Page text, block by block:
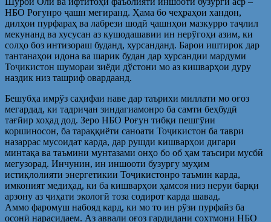
НБО Роғунро ҷашн мегиранд. Ҳама бо чеҳраҳои хандон,
дилҳои пурфараҳ ва лабрези шодӣ ҷашнҳои мазкурро таҷлил
мекунанд ва хусусан аз кушодашавии ин нерўгоҳи азим, ки
солҳо боз интизораш буданд, хурсанданд. Барои иштирок дар
тантанаҳои идона ва шарик будан дар хурсандии мардуми
Тоҷикистон шумораи зиёди дўстони мо аз кишварҳои дуру
наздик низ ташриф овардаанд.
Бешубҳа имрўз саҳифаи наве дар таърихи миллати мо оғоз
мегардад, ки тадриҷан зиндагиамонро ба самти беҳбудӣ
тағйир хоҳад дод. Зеро НБО Роғун тибқи пешгўии
коршиносон, ба тараққиёти саноати Тоҷикистон ба таври
назаррас мусоидат карда, дар рушди кишварҳои дигари
минтақа ва таъмини мунтазами онҳо бо об ҳам таъсири мусбӣ
мегузорад. Инчунин, ин иншооти бузургу муҳим
истиқлолияти энергетикии Тоҷикистонро таъмин карда,
имконият медиҳад, ки ба кишварҳои ҳамсоя низ неруи барқи
арзону аз ҷиҳати экологӣ тоза содирот карда шавад.
Аммо фаромуш набояд кард, ки мо то ин рўзи пурфайз ба
осонӣ нарасидаем. Аз аввали оғоз гардидани сохтмони НБО